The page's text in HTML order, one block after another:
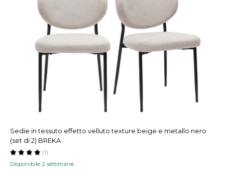
Sedie in tessuto effetto velluto texture beige e metallo nero
(set di 2) BREKA
Disponibile 2 settimane
(1)